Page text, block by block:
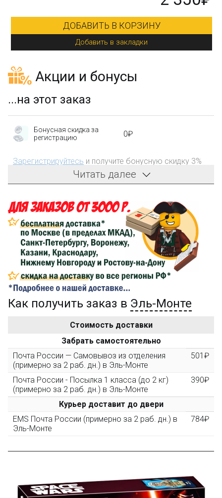
ДОБАВИТЬ В КОРЗИНУ
Добавить в закладки
Акции и бонусы
...на этот заказ
Бонусная скидка за
регистрацию
0₽
Зарегистрируйтесь и получите бонусную скидку 3%
на первый заказ!
затрат на доставку
Сделайте заказ на сумму не менее 3 000₽, оплатите
его на карту Сбербанка и получите 150₽ на
компенсацию доставки.
...на следующий заказ
Золотая скидка
персональная
10%
3000 рублей, Вы получите постоянную скидку на все
повторные заказы - 10%
Скидка за обзор
(фото сборки) до 10%
Пришлите фото поэтапной сборки купленного
конструктора и получите дополнительную скидку
10% при покупке следующего набора (не дороже 10
Читать далее
Как получить заказ в Эль-Монте
Стоимость доставки
Забрать самостоятельно
Почта России — Самовывоз из отделения
(примерно за 2 раб. дн.) в Эль-Монте
501₽
Почта России - Посылка 1 класса (до 2 кг)
(примерно за 2 раб. дн.) в Эль-Монте
390₽
Курьер доставит до двери
EMS Почта России (примерно за 2 раб. дн.) в
Эль-Монте
784₽